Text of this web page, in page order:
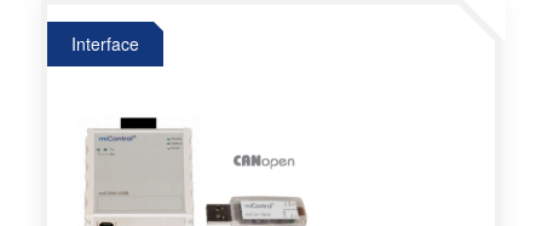
Interface